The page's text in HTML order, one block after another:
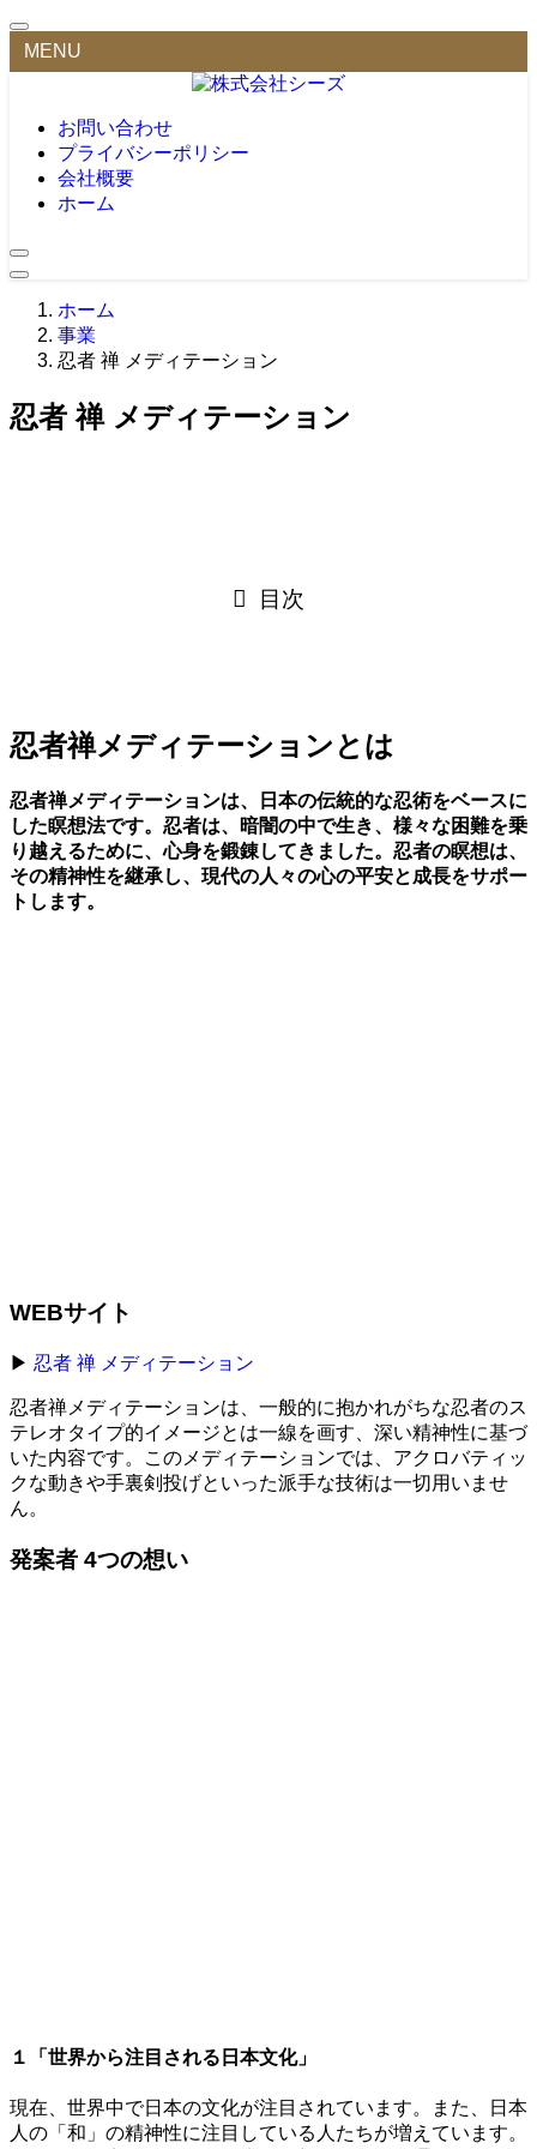
MENU
お問い合わせ
プライバシーポリシー
会社概要
ホーム
ホーム
事業
忍者 禅 メディテーション
忍者 禅 メディテーション
目次
忍者禅メディテーションとは
忍者禅メディテーションは、日本の伝統的な忍術をベースに
した瞑想法です。忍者は、暗闇の中で生き、様々な困難を乗
り越えるために、心身を鍛錬してきました。忍者の瞑想は、
その精神性を継承し、現代の人々の心の平安と成長をサポー
トします。
WEBサイト
▶︎ 忍者 禅 メディテーション
忍者禅メディテーションは、一般的に抱かれがちな忍者のス
テレオタイプ的イメージとは一線を画す、深い精神性に基づ
いた内容です。このメディテーションでは、アクロバティッ
クな動きや手裏剣投げといった派手な技術は一切用いませ
ん。
発案者 4つの想い
１「世界から注目される日本文化」
現在、世界中で日本の文化が注目されています。また、日本
人の「和」の精神性に注目している人たちが増えています。